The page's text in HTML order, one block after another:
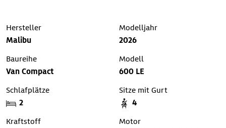
Hersteller
Malibu
Modelljahr
2026
Baureihe
Van Compact
Modell
600 LE
Schlafplätze
2
Sitze mit Gurt
4
Kraftstoff
Motor